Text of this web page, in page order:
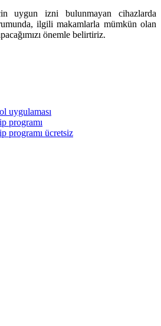
uygun izni bulunmayan cihazlarda
ilgili makamlarla mümkün olan
önemle belirtiriz.
uygulaması
programı
programı ücretsiz